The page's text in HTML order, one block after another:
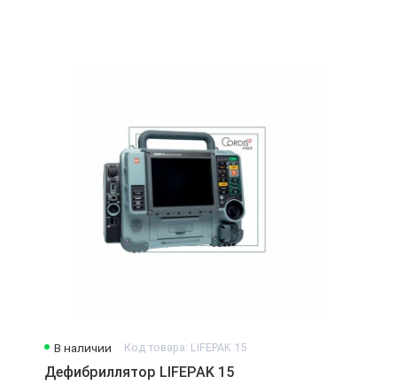
В наличии Код товара: LIFEPAK 15
Дефибриллятор LIFEPAK 15